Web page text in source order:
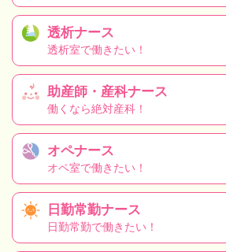
透析ナース
透析室で働きたい！
助産師・産科ナース
働くなら絶対産科！
オペナース
オペ室で働きたい！
日勤常勤ナース
日勤常勤で働きたい！